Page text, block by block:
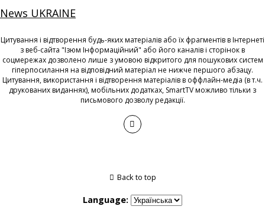
News UKRAINE
Цитування і відтворення будь-яких матеріалів або їх фрагментів в Інтернеті
з веб-сайта "Ізюм Інформаційний" або його каналів і сторінок в
соцмережах дозволено лише з умовою відкритого для пошукових систем
гіперпосилання на відповідний матеріал не нижче першого абзацу.
Цитування, використання і відтворення матеріалів в оффлайн-медіа (в т.ч.
друкованих виданнях), мобільних додатках, SmartTV можливо тільки з
письмового дозволу редакції.
Back to top
Language: